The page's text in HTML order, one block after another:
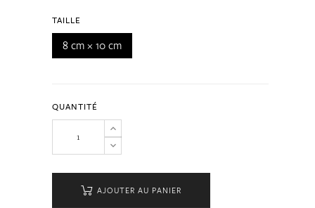
TAILLE
8 cm × 10 cm
QUANTITÉ
AJOUTER AU PANIER